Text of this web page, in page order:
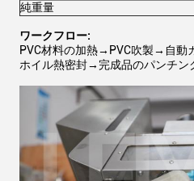
純重量
ワークフロー:
PVC材料の加熱→PVC吹製→自動
ホイル熱密封→完成品のパンチン